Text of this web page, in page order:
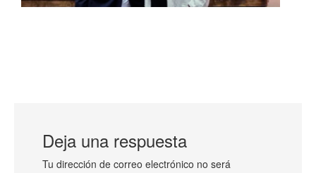
Deja una respuesta
Tu dirección de correo electrónico no será